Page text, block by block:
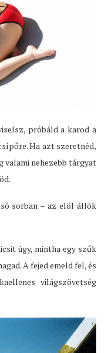
próbáld a karod a
Ha azt szeretnéd,
valami nehezebb tárgyat
sorban – az elöl állók
úgy, mintha egy szűk
A fejed emeld fel, és
világszövetség